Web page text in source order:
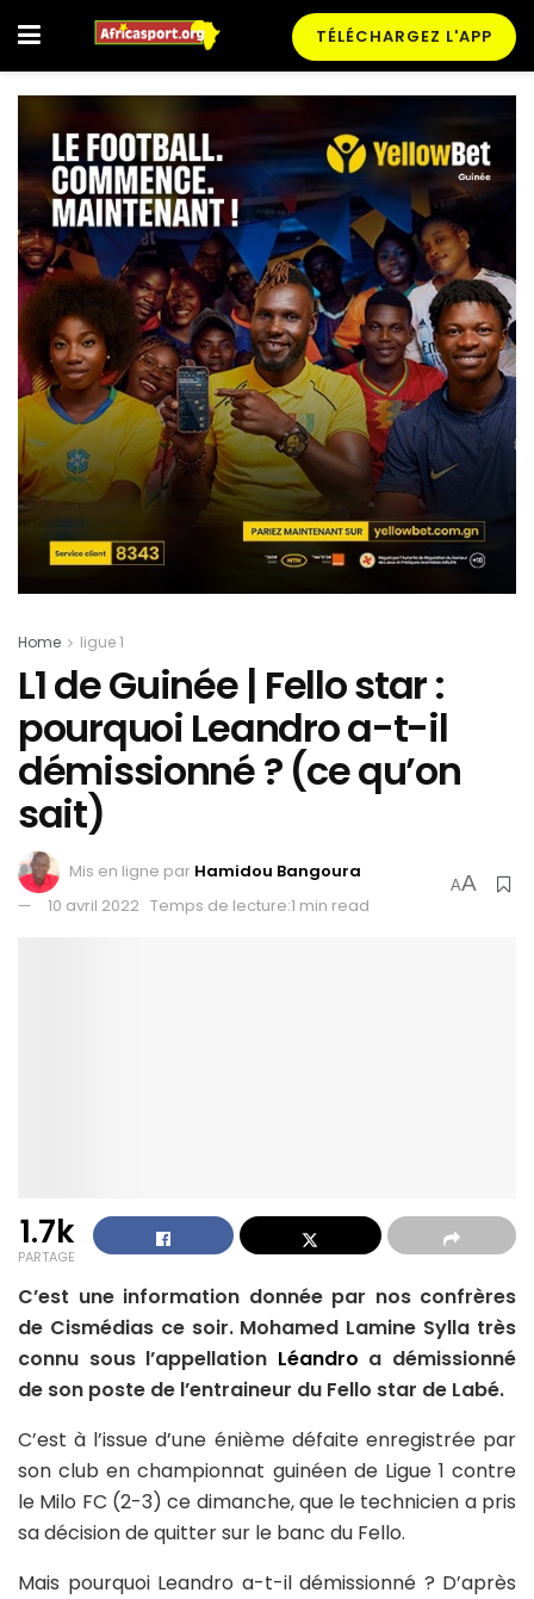
TÉLÉCHARGEZ L'APP
Home ligue 1
L1 de Guinée | Fello star :
pourquoi Leandro a-t-il
démissionné ? (ce qu’on
sait)
Mis en ligne par Hamidou Bangoura
10 avril 2022 Temps de lecture:1 min read
AA
1.7k
PARTAGE
C’est une information donnée par nos confrères
de Cismédias ce soir. Mohamed Lamine Sylla très
connu sous l’appellation Léandro a démissionné
de son poste de l’entraineur du Fello star de Labé.
C’est à l’issue d’une énième défaite enregistrée par
son club en championnat guinéen de Ligue 1 contre
le Milo FC (2-3) ce dimanche, que le technicien a pris
sa décision de quitter sur le banc du Fello.
Mais pourquoi Leandro a-t-il démissionné ? D’après